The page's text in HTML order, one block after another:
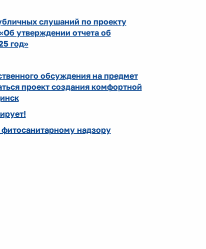
слушаний по проекту
утверждении отчета об
год»
обсуждения на предмет
проект создания комфортной
надзору